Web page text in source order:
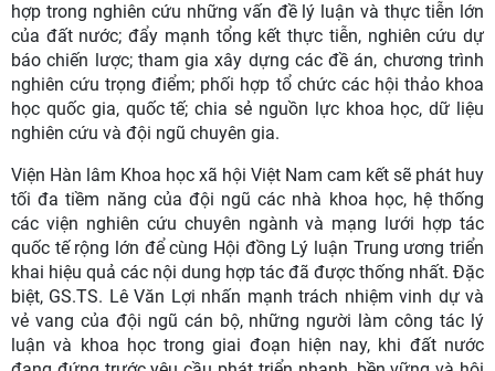
hợp trong nghiên cứu những vấn đề lý luận và thực tiễn lớn
của đất nước; đẩy mạnh tổng kết thực tiễn, nghiên cứu dự
báo chiến lược; tham gia xây dựng các đề án, chương trình
nghiên cứu trọng điểm; phối hợp tổ chức các hội thảo khoa
học quốc gia, quốc tế; chia sẻ nguồn lực khoa học, dữ liệu
nghiên cứu và đội ngũ chuyên gia.
Viện Hàn lâm Khoa học xã hội Việt Nam cam kết sẽ phát huy
tối đa tiềm năng của đội ngũ các nhà khoa học, hệ thống
các viện nghiên cứu chuyên ngành và mạng lưới hợp tác
quốc tế rộng lớn để cùng Hội đồng Lý luận Trung ương triển
khai hiệu quả các nội dung hợp tác đã được thống nhất. Đặc
biệt, GS.TS. Lê Văn Lợi nhấn mạnh trách nhiệm vinh dự và
vẻ vang của đội ngũ cán bộ, những người làm công tác lý
luận và khoa học trong giai đoạn hiện nay, khi đất nước